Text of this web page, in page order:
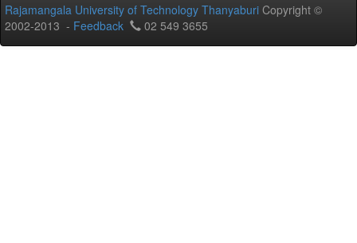
Rajamangala University of Technology Thanyaburi Copyright ©
2002-2013 - Feedback 02 549 3655